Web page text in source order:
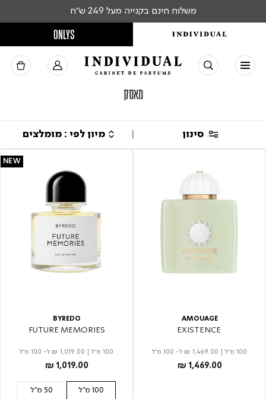
משלוח חינם בקנייה מעל 249 ש"ח
ONLYS
מאסק
סינון
AMOUAGE
100 מ"ל ₪ 1,469.00 ל- 100 מ"ל
₪ 1,469.00
NEW
BYREDO
FUTURE MEMORIES
100 מ"ל ₪ 1,019.00 ל- 100 מ"ל
₪ 1,019.00
100 מ"ל 50 מ"ל